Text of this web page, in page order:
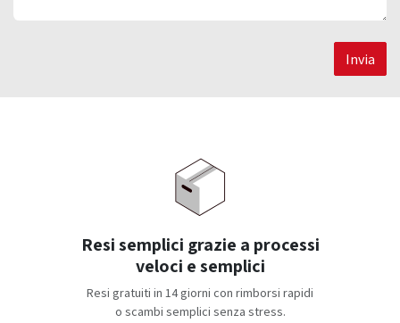
Invia
Resi semplici grazie a processi
veloci e semplici
Resi gratuiti in 14 giorni con rimborsi rapidi
o scambi semplici senza stress.